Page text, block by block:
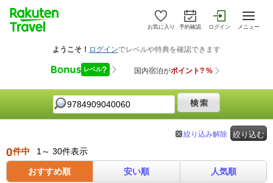
お気に入り 予約確認 ログイン メニュー
絞り込む
絞り込み解除
0件中 1～ 30件表示
おすすめ順 安い順 人気順